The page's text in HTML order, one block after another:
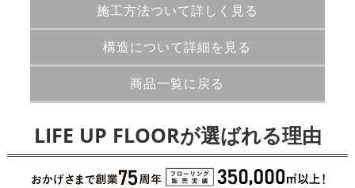
施工方法ついて詳しく見る
構造について詳細を見る
商品一覧に戻る
LIFE UP FLOORが選ばれる理由